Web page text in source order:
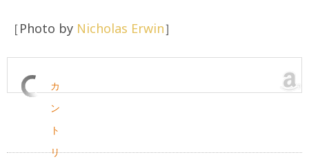
［Photo by Nicholas Erwin］
カ
ン
ト
リ